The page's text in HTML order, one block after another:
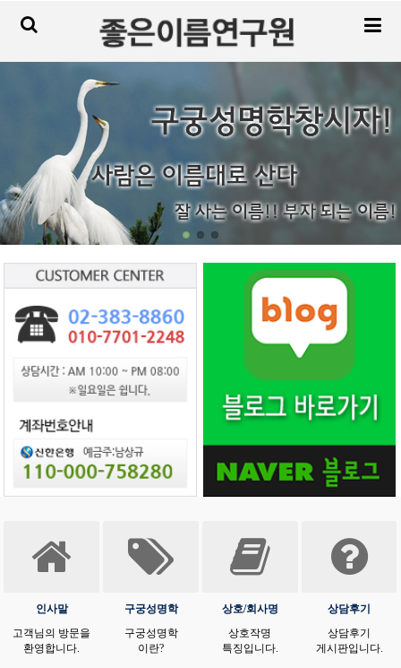
인사말
고객님의 방문을
환영합니다.
구궁성명학
구궁성명학
이란?
상호/회사명
상호작명
특징입니다.
상담후기
상담후기
게시판입니다.